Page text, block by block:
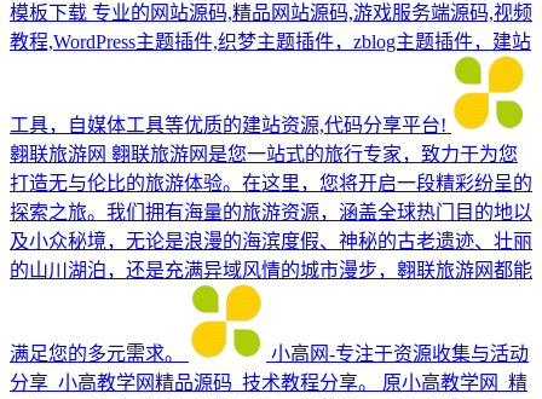
模板下载 专业的网站源码,精品网站源码,游戏服务端源码,视频
教程,WordPress主题插件,织梦主题插件，zblog主题插件，建站
工具，自媒体工具等优质的建站资源,代码分享平台!
翱联旅游网 翱联旅游网是您一站式的旅行专家，致力于为您
打造无与伦比的旅游体验。在这里，您将开启一段精彩纷呈的
探索之旅。我们拥有海量的旅游资源，涵盖全球热门目的地以
及小众秘境，无论是浪漫的海滨度假、神秘的古老遗迹、壮丽
的山川湖泊，还是充满异域风情的城市漫步，翱联旅游网都能
满足您的多元需求。
小高网-专注于资源收集与活动
分享_小高教学网精品源码_技术教程分享。
原小高教学网_精